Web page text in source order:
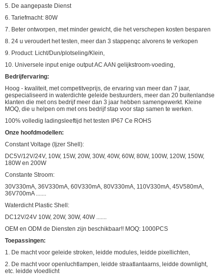
5. De aangepaste Dienst
6. Tariefmacht: 80W
7. Beter ontworpen, met minder gewicht, die het verschepen kosten besparen
8. 24 u veroudert het testen, meer dan 3 stappenqc alvorens te verkopen
9. Product: Licht/Dun/plotseling/Klein,
10. Universele input enige output AC AAN gelijkstroom-voeding,
Bedrijfervaring:
Hoog - kwaliteit, met competitveprijs, de ervaring van meer dan 7 jaar,
gespecialiseerd in waterdichte geleide bestuurders, meer dan 20 buitenlandse
klanten die met ons bedrijf meer dan 3 jaar hebben samengewerkt. Kleine
MOQ, die u helpen om met ons bedrijf stap voor stap samen te werken.
100% volledig ladingsleeftijd het testen IP67 Ce ROHS
Onze hoofdmodellen:
Constant Voltage (Ijzer Shell):
DC5V/12V/24V, 10W, 15W, 20W, 30W, 40W, 60W, 80W, 100W, 120W, 150W,
180W en 200W
Constante Stroom:
30V330mA, 36V330mA, 60V330mA, 80V330mA, 110V330mA, 45V580mA,
36V700mA .......
Waterdicht Plastic Shell:
DC12V/24V 10W, 20W, 30W, 40W .......
OEM en ODM de Diensten zijn beschikbaar!! MOQ: 1000PCS
Toepassingen:
1. De macht voor geleide stroken, leidde modules, leidde pixellichten,
2. De macht voor openluchtlampen, leidde straatlantaarns, leidde downlight,
etc. leidde vloedlicht